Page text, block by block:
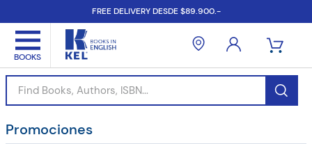
FREE DELIVERY DESDE $89.900.-
Find Books, Authors, ISBN...
Promociones